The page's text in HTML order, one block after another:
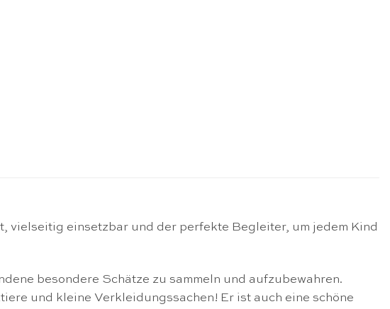
vielseitig einsetzbar und der perfekte Begleiter, um jedem Kind
besondere Schätze zu sammeln und aufzubewahren.
und kleine Verkleidungssachen! Er ist auch eine schöne